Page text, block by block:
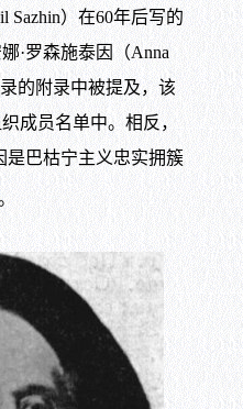
Sazhin）在60年后写的
·罗森施泰因（Anna
的附录中被提及，该
成员名单中。相反，
是巴枯宁主义忠实拥簇